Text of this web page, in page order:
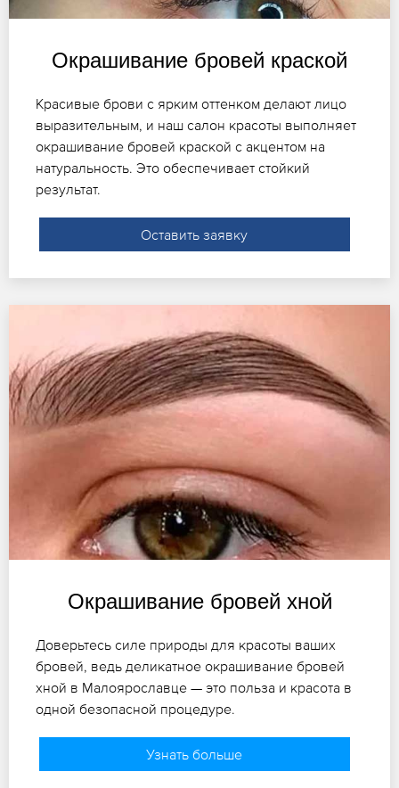
Окрашивание бровей краской
Красивые брови с ярким оттенком делают лицо
выразительным, и наш салон красоты выполняет
окрашивание бровей краской с акцентом на
натуральность. Это обеспечивает стойкий
результат.
Оставить заявку
Окрашивание бровей хной
Доверьтесь силе природы для красоты ваших
бровей, ведь деликатное окрашивание бровей
хной в Малоярославце — это польза и красота в
одной безопасной процедуре.
Узнать больше